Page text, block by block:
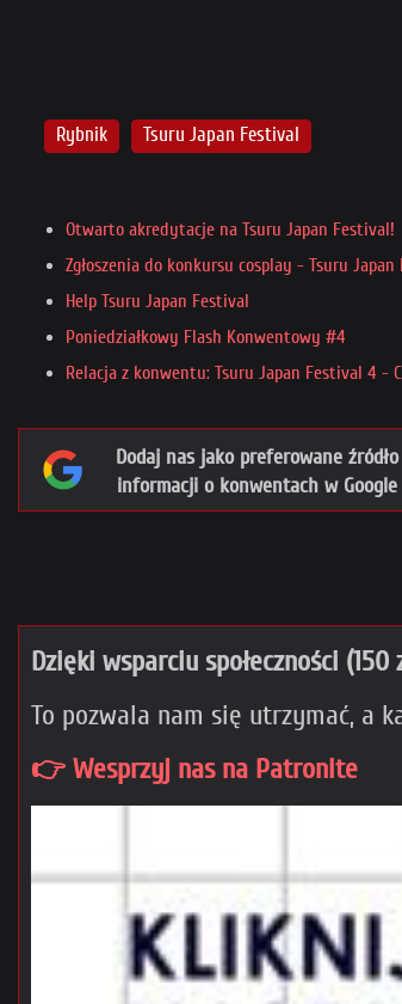
Rybnik Tsuru Japan Festival
Otwarto akredytacje na Tsuru Japan Festival!
Zgłoszenia do konkursu cosplay - Tsuru Japan
Help Tsuru Japan Festival
Poniedziałkowy Flash Konwentowy #4
Relacja z konwentu: Tsuru Japan Festival 4 -
Dodaj nas jako preferowane źródło
informacji o konwentach w Google
Dzięki wsparciu społeczności
To pozwala nam się utrzymać, a
👉 Wesprzyj nas na Patronite